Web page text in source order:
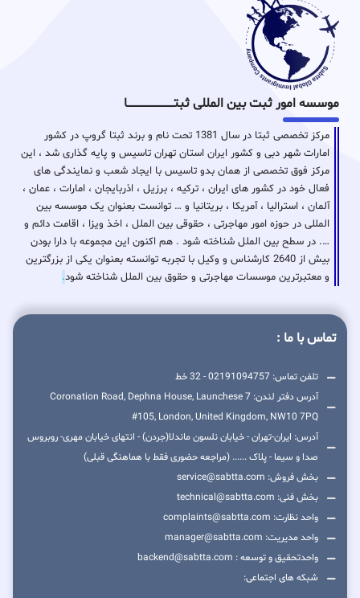
موسسه امور ثبت بین المللی ثبتـــــــــــــــــــــــــــــا
مرکز تخصصی ثبتا در سال 1381 تحت نام و برند ثبتا گروپ در کشور
امارات شهر دبی و کشور ایران استان تهران تاسیس و پایه گذاری شد ، این
مرکز فوق تخصصی از همان بدو تاسیس با ایجاد شعب و نمایندگی های
فعال خود در کشور های ایران ، ترکیه ، برزیل ، اذربایجان ، امارات ، عمان ،
آلمان ، استرالیا ، آمریکا ، بریتانیا و … توانست بعنوان یک موسسه بین
المللی در حوزه امور مهاجرتی ، حقوقی بین الملل ، اخذ ویزا ، اقامت دائم و
…. در سطح بین الملل شناخته شود . هم اکنون این مجموعه با دارا بودن
بیش از 2640 کارشناس و وکیل با تجربه توانسته بعنوان یکی از بزرگترین
و معتبرترین موسسات مهاجرتی و حقوق بین الملل شناخته شود.
تماس با ما :
تلفن تماس: 02191094757 - 32 خط
آدرس دفتر لندن: 7 Coronation Road, Dephna House, Launchese
#105, London, United Kingdom, NW10 7PQ
آدرس: ایران-تهران - خیابان نلسون ماندلا(جردن) - انتهای خیابان مهری- روبروس
صدا و سیما - پلاک ...... (مراجعه حضوری فقط با هماهنگی قبلی)
بخش فروش: service@sabtta.com
بخش فنی: technical@sabtta.com
واحد نظارت: complaints@sabtta.com
واحد مدیریت: manager@sabtta.com
واحدتحقیق و توسعه : backend@sabtta.com
شبکه های اجتماعی: